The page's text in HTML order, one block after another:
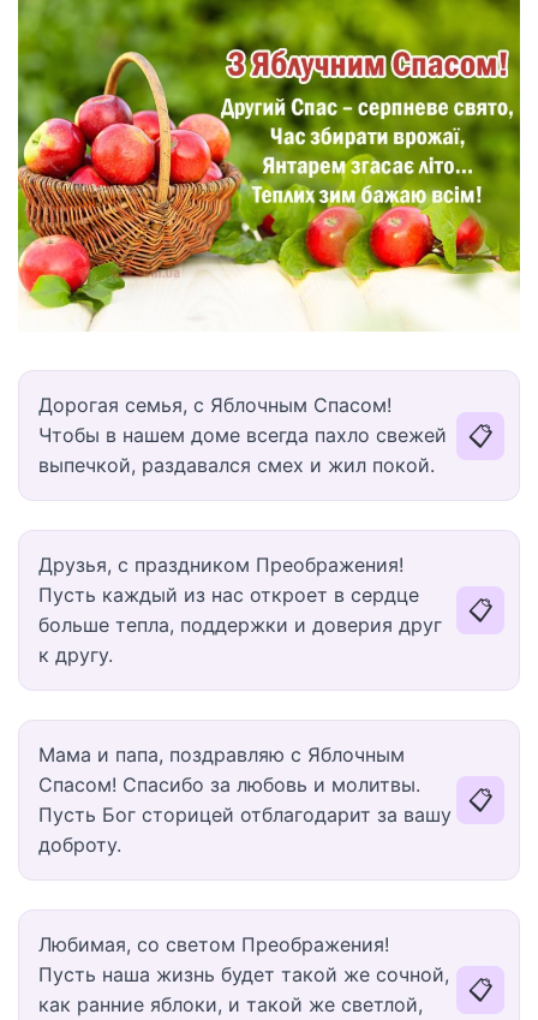
Дорогая семья, с Яблочным Спасом!
Чтобы в нашем доме всегда пахло свежей
выпечкой, раздавался смех и жил покой.
📋
Друзья, с праздником Преображения!
Пусть каждый из нас откроет в сердце
больше тепла, поддержки и доверия друг
к другу.
📋
Мама и папа, поздравляю с Яблочным
Спасом! Спасибо за любовь и молитвы.
Пусть Бог сторицей отблагодарит за вашу
доброту.
📋
Любимая, со светом Преображения!
Пусть наша жизнь будет такой же сочной,
как ранние яблоки, и такой же светлой,
📋